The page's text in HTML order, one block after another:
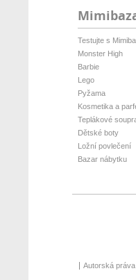
Testujte s
Monster High
Barbie
Lego
Pyžama
Kosmetika a
Teplákové
Dětské boty
Ložní povlečení
Bazar nábytku
Autorská